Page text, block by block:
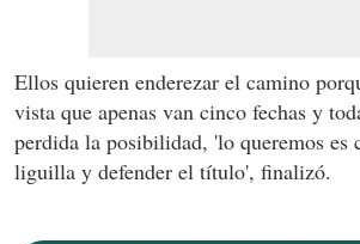
Ellos quieren enderezar el camino
vista que apenas van cinco fechas y
perdida la posibilidad, 'lo queremos es
liguilla y defender el título', finalizó.